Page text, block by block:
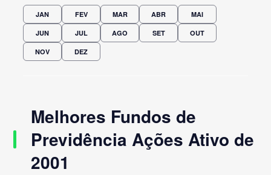
JAN FEV MAR ABR MAI
JUN JUL AGO SET OUT
NOV DEZ
Melhores Fundos de
Previdência Ações Ativo de
2001